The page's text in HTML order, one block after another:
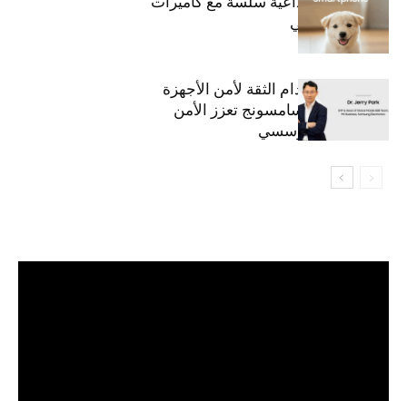
أجهزة جالاكسي
استراتيجية انعدام الثقة لأمن الأجهزة
المحمولة من سامسونج تعزز الأمن
السيبراني المؤسسي